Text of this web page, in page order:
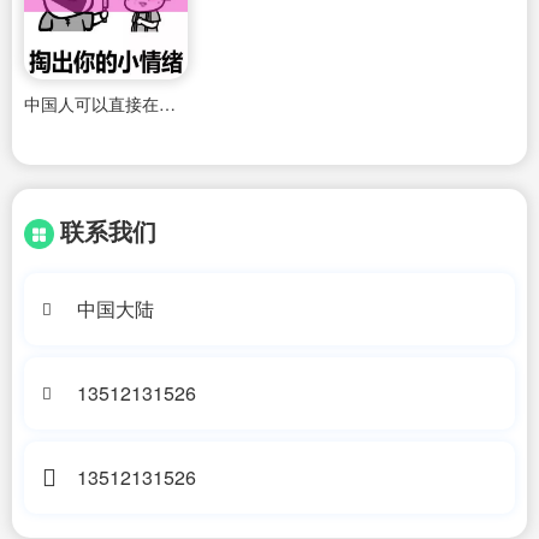
中国人可以直接在日本大阪买房吗
联系我们
中国大陆
13512131526
13512131526